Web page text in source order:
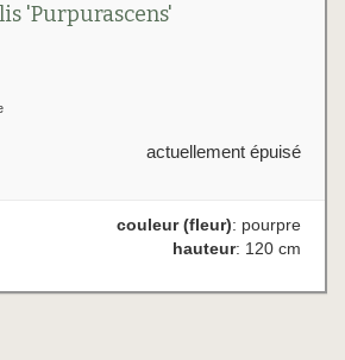
'Purpurascens'
actuellement épuisé
couleur (fleur): pourpre
hauteur: 120 cm